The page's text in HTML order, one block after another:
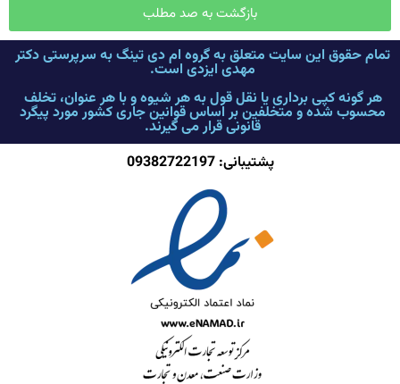
بازگشت به صد مطلب
تمام حقوق این سایت متعلق به گروه ام دی تینگ به سرپرستی دکتر
مهدی ایزدی است.
هر گونه کپی برداری یا نقل قول به هر شیوه و با هر عنوان، تخلف
محسوب شده و متخلفین بر اساس قوانین جاری کشور مورد پیگرد
قانونی قرار می گیرند.
پشتیبانی: 09382722197